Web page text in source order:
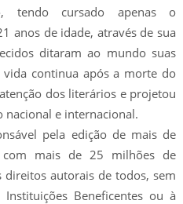
tendo cursado apenas o
anos de idade, através de sua
ditaram ao mundo suas
continua após a morte do
dos literários e projetou
e internacional.
pela edição de mais de
com mais de 25 milhões de
direitos autorais de todos, sem
Beneficentes ou à